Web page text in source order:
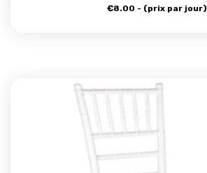
€8.00 - (prix par jour)